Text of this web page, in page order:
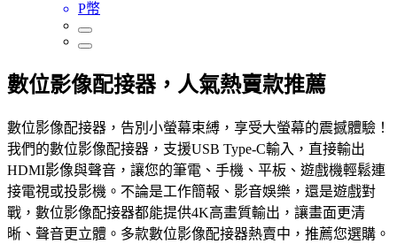
P幣
數位影像配接器，人氣熱賣款推薦
數位影像配接器，告別小螢幕束縛，享受大螢幕的震撼體驗！
我們的數位影像配接器，支援USB Type-C輸入，直接輸出
HDMI影像與聲音，讓您的筆電、手機、平板、遊戲機輕鬆連
接電視或投影機。不論是工作簡報、影音娛樂，還是遊戲對
戰，數位影像配接器都能提供4K高畫質輸出，讓畫面更清
晰、聲音更立體。多款數位影像配接器熱賣中，推薦您選購。